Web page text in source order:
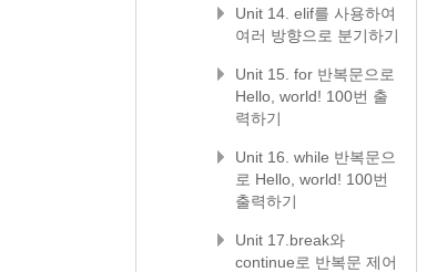
Unit 14. elif를 사용하여
여러 방향으로 분기하기
Unit 15. for 반복문으로
Hello, world! 100번 출
력하기
Unit 16. while 반복문으
로 Hello, world! 100번
출력하기
Unit 17.break와
continue로 반복문 제어